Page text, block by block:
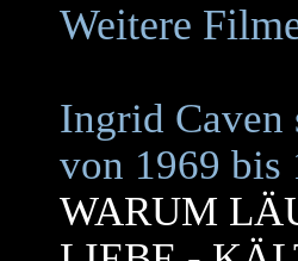
Weitere
Ingrid Caven
von 1969 bis
WARUM